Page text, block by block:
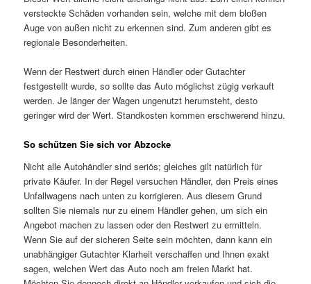
versteckte Schäden vorhanden sein, welche mit dem bloßen
Auge von außen nicht zu erkennen sind. Zum anderen gibt es
regionale Besonderheiten.
Wenn der Restwert durch einen Händler oder Gutachter
festgestellt wurde, so sollte das Auto möglichst zügig verkauft
werden. Je länger der Wagen ungenutzt herumsteht, desto
geringer wird der Wert. Standkosten kommen erschwerend hinzu.
So schützen Sie sich vor Abzocke
Nicht alle Autohändler sind seriös; gleiches gilt natürlich für
private Käufer. In der Regel versuchen Händler, den Preis eines
Unfallwagens nach unten zu korrigieren. Aus diesem Grund
sollten Sie niemals nur zu einem Händler gehen, um sich ein
Angebot machen zu lassen oder den Restwert zu ermitteln.
Wenn Sie auf der sicheren Seite sein möchten, dann kann ein
unabhängiger Gutachter Klarheit verschaffen und Ihnen exakt
sagen, welchen Wert das Auto noch am freien Markt hat.